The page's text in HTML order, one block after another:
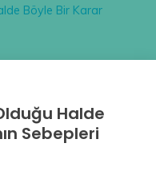
Böyle Bir Karar
Halde
Sebepleri